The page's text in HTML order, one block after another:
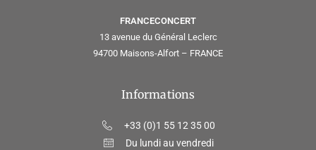
FRANCECONCERT
13 avenue du Général Leclerc
94700 Maisons-Alfort – FRANCE
Informations
+33 (0)1 55 12 35 00
Du lundi au vendredi